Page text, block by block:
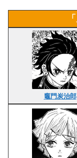
竈門炭治郎